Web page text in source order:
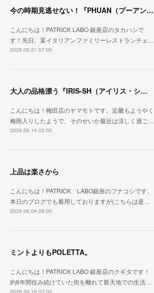
今の時期見逃せない！『PHUAN（プーアン）』
こんにちは！PATRICK LABO 銀座店のタカハシで
す！先日、某イタリアンファミリーレストランチェ…
2026.06.21 07:00
大人の品格漂う『IRIS-SH（アイリス・シープ）』
こんにちは！梅田店のヤマモトです。近畿もようやく
梅雨入りしたようで、そのせいか最近は涼しく過ご…
2026.06.14 02:00
上品は楽さから
こんにちは！PATRICK LABO銀座のフナコシです。
本日のブログでも着用しておりますが(こちらは是…
2026.06.04 09:00
ミントよりもPOLETTA。
こんにちは！PATRICK LABO 銀座店のクギタです！
約6年間住み続けていた街を離れて新天地での生活…
2026.05.19 03:00